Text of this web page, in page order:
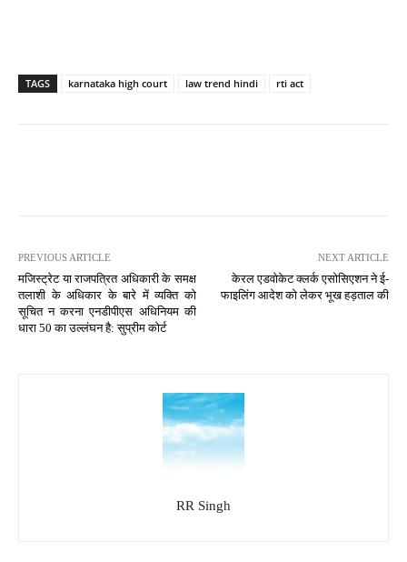
TAGS karnataka high court law trend hindi rti act
PREVIOUS ARTICLE
मजिस्ट्रेट या राजपत्रित अधिकारी के समक्ष
तलाशी के अधिकार के बारे में व्यक्ति को
सूचित न करना एनडीपीएस अधिनियम की
धारा 50 का उल्लंघन है: सुप्रीम कोर्ट
NEXT ARTICLE
केरल एडवोकेट क्लर्क एसोसिएशन ने ई-
फाइलिंग आदेश को लेकर भूख हड़ताल की
RR Singh